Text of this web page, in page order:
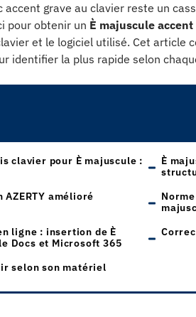
accent grave au clavier reste un
pour obtenir un È majuscule accent
et le logiciel utilisé. Cet article
identifier la plus rapide selon
clavier pour È majuscule :
È
amélioré
ligne : insertion de È
Docs et Microsoft 365
selon son matériel